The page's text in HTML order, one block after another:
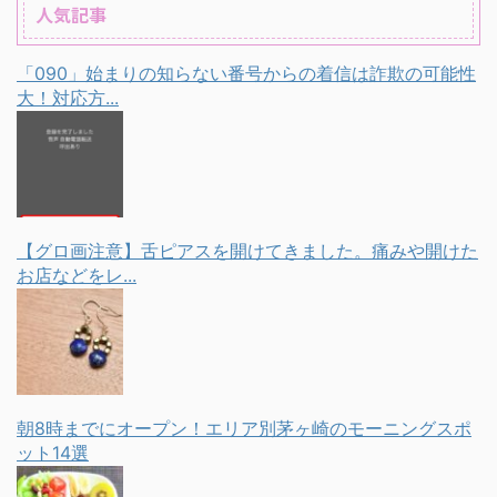
人気記事
「090」始まりの知らない番号からの着信は詐欺の可能性
大！対応方...
【グロ画注意】舌ピアスを開けてきました。痛みや開けた
お店などをレ...
朝8時までにオープン！エリア別茅ヶ崎のモーニングスポ
ット14選